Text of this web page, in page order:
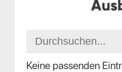
Keine passenden